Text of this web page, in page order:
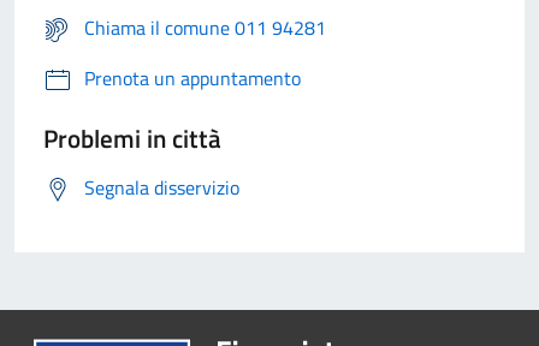
Chiama il comune 011 94281
Prenota un appuntamento
Problemi in città
Segnala disservizio